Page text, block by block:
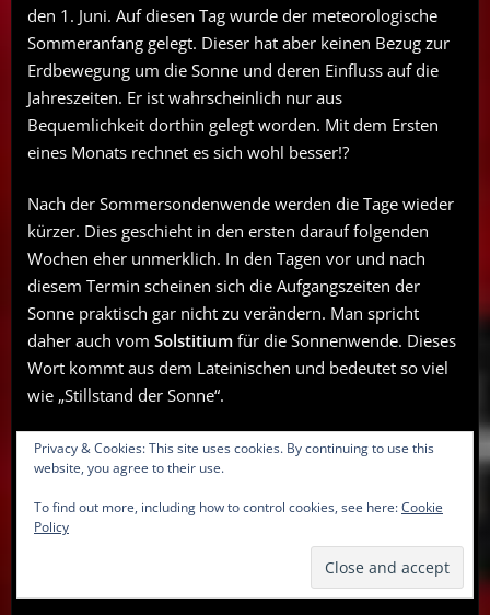
den 1. Juni. Auf diesen Tag wurde der meteorologische
Sommeranfang gelegt. Dieser hat aber keinen Bezug zur
Erdbewegung um die Sonne und deren Einfluss auf die
Jahreszeiten. Er ist wahrscheinlich nur aus
Bequemlichkeit dorthin gelegt worden. Mit dem Ersten
eines Monats rechnet es sich wohl besser!?
Nach der Sommersondenwende werden die Tage wieder
kürzer. Dies geschieht in den ersten darauf folgenden
Wochen eher unmerklich. In den Tagen vor und nach
diesem Termin scheinen sich die Aufgangszeiten der
Sonne praktisch gar nicht zu verändern. Man spricht
daher auch vom Solstitium für die Sonnenwende. Dieses
Wort kommt aus dem Lateinischen und bedeutet so viel
wie „Stillstand der Sonne“.
Und es gibt auf dem Breitengrad von Berlin und weiter
nördlich keine richtig dunkle Nacht mehr, da die Sonne
nicht tief genug unter den Horizont kommt. Die
sogenannte astronomische Dämmerung dauert die
gesamte Nacht. Man unterscheidet hierbei zwischen den
folgenden Dämmerungserscheinungen:
Privacy & Cookies: This site uses cookies. By continuing to use this
website, you agree to their use.
To find out more, including how to control cookies, see here:Cookie
Policy